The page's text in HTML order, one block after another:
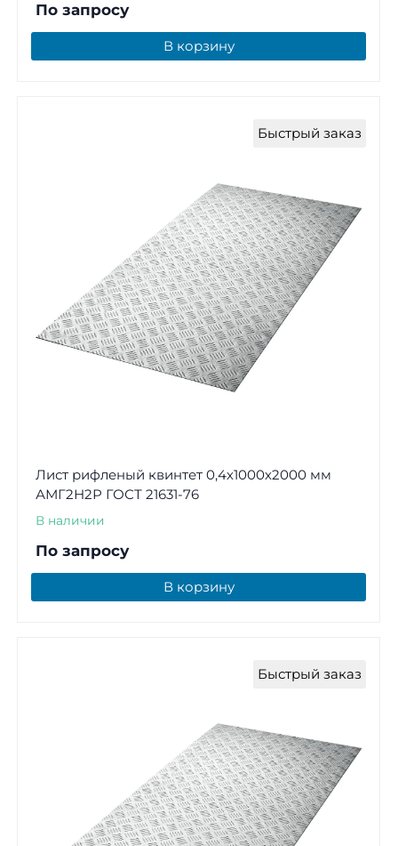
По запросу
В корзину
Быстрый заказ
Лист рифленый квинтет 0,4х1000х2000 мм
АМГ2Н2Р ГОСТ 21631-76
В наличии
По запросу
В корзину
Быстрый заказ